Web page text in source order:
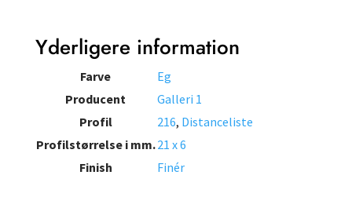
Yderligere information
Farve
Eg
Producent
Galleri 1
Profil
216, Distanceliste
Profilstørrelse i mm.21 x 6
Finish
Finér